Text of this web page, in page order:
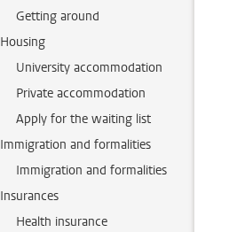
Getting around
Housing
University accommodation
Private accommodation
Apply for the waiting list
Immigration and formalities
Immigration and formalities
Insurances
Health insurance